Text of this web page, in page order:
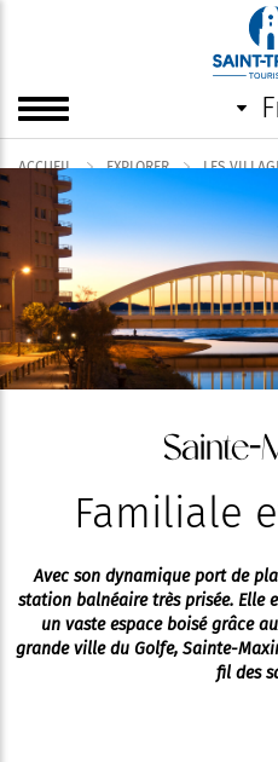
ACCUEIL EXPLORER LES
Sainte-
Familiale
Avec son dynamique port de
station balnéaire très prisée. Elle
un vaste espace boisé grâce
grande ville du Golfe, Sainte-
fil des